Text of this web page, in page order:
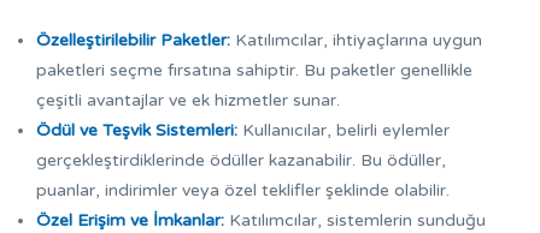
Özelleştirilebilir Paketler: Katılımcılar, ihtiyaçlarına uygun
paketleri seçme fırsatına sahiptir. Bu paketler genellikle
çeşitli avantajlar ve ek hizmetler sunar.
Ödül ve Teşvik Sistemleri: Kullanıcılar, belirli eylemler
gerçekleştirdiklerinde ödüller kazanabilir. Bu ödüller,
puanlar, indirimler veya özel teklifler şeklinde olabilir.
Özel Erişim ve İmkanlar: Katılımcılar, sistemlerin sunduğu